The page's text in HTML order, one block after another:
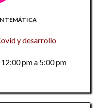
TEMÁTICA
y desarrollo
pm a 5:00 pm